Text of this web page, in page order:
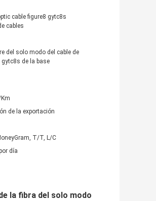
cable figure8 gytc8s
cables
del solo modo del cable de
de la base
de la exportación
T/T, L/C
día
la fibra del solo modo